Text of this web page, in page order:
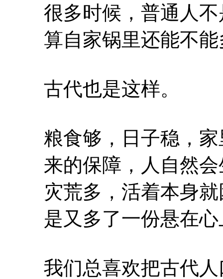
很多时候，普通人
算自家锅里还能不
古代也是这样。
粮食够，日子稳，
来的保障，人自然
灾荒多，活着本身
是又多了一份悬在
我们总喜欢把古代